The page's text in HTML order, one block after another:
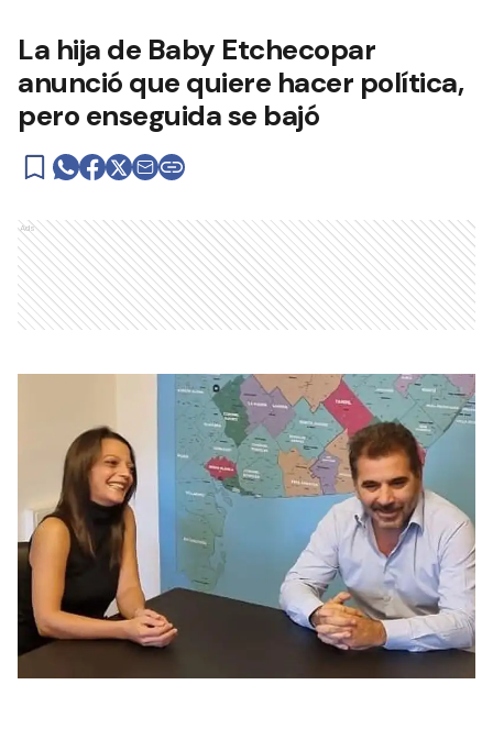
La hija de Baby Etchecopar
anunció que quiere hacer política,
pero enseguida se bajó
Ads